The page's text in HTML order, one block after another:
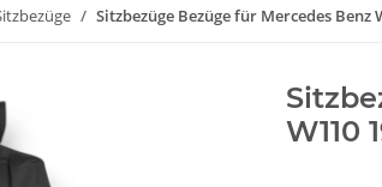
Sitzbezüge Bezüge für Mercedes Benz
W110